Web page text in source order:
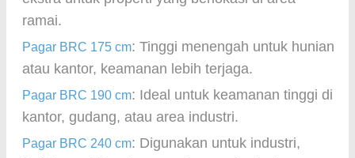
ramai.
Pagar BRC 175 cm: Tinggi menengah untuk hunian
atau kantor, keamanan lebih terjaga.
Pagar BRC 190 cm: Ideal untuk keamanan tinggi di
kantor, gudang, atau area industri.
Pagar BRC 240 cm: Digunakan untuk industri,